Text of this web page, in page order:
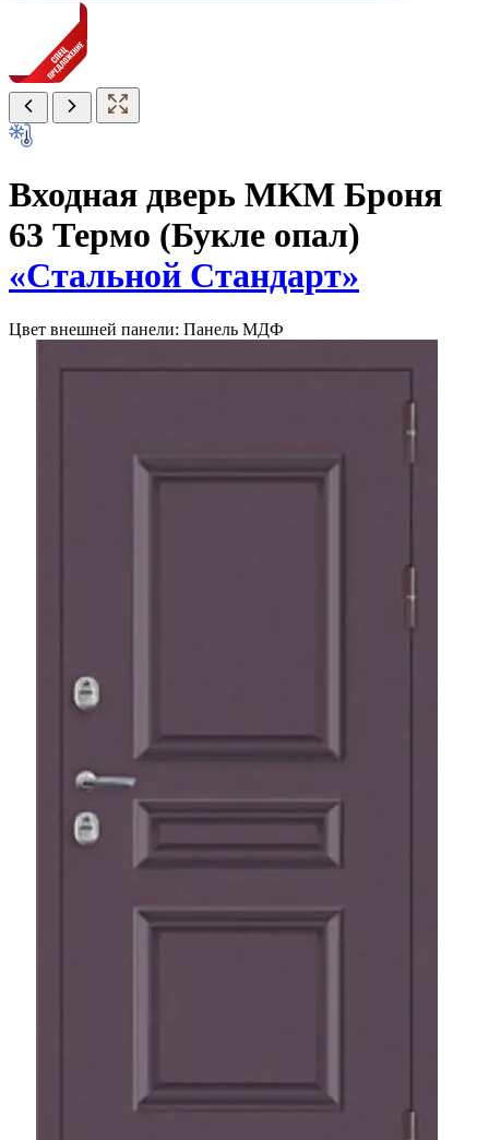
Входная дверь МКМ Броня
63 Термо (Букле опал)
«Стальной Стандарт»
Цвет внешней панели: Панель МДФ